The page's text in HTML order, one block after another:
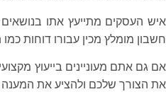
איש העסקים מתייעץ אתו
חשבון מומלץ מכין עבורו דוחות
אם גם אתם מעוניינים בייעוץ
את הצורך שלכם ולהציע את